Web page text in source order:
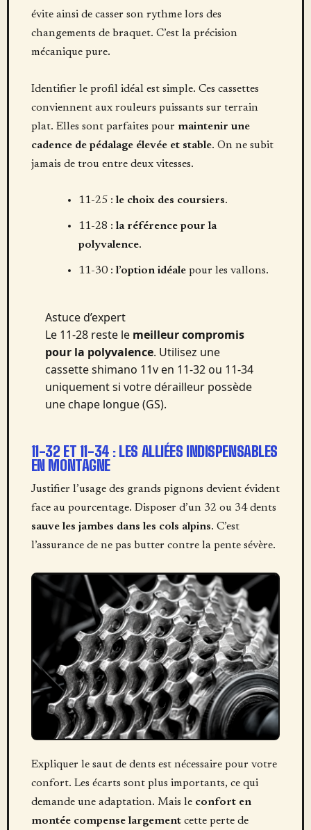
évite ainsi de casser son rythme lors des
changements de braquet. C’est la précision
mécanique pure.
Identifier le profil idéal est simple. Ces cassettes
conviennent aux rouleurs puissants sur terrain
plat. Elles sont parfaites pour maintenir une
cadence de pédalage élevée et stable. On ne subit
jamais de trou entre deux vitesses.
11-25 : le choix des coursiers.
11-28 : la référence pour la
polyvalence.
11-30 : l’option idéalepour les vallons.
Astuce d’expert
Le 11-28 reste le meilleur compromis
pour la polyvalence. Utilisez une
cassette shimano 11v en 11-32 ou 11-34
uniquement si votre dérailleur possède
une chape longue (GS).
11-32 ET 11-34 : LES ALLIÉES INDISPENSABLES
EN MONTAGNE
Justifier l’usage des grands pignons devient évident
face au pourcentage. Disposer d’un 32 ou 34 dents
sauve les jambes dans les cols alpins. C’est
l’assurance de ne pas butter contre la pente sévère.
Expliquer le saut de dents est nécessaire pour votre
confort. Les écarts sont plus importants, ce qui
demande une adaptation. Mais le confort en
montée compense largementcette perte de